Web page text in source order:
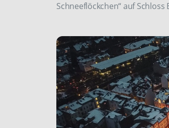
Schneeflöckchen“ auf Schloss